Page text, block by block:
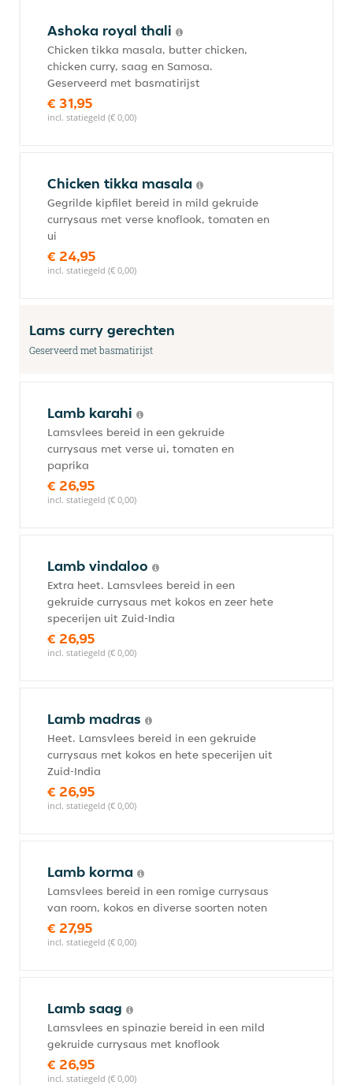
Ashoka royal thali
Chicken tikka masala, butter chicken,
chicken curry, saag en Samosa.
Geserveerd met basmatirijst
€ 31,95
incl. statiegeld (€ 0,00)
Chicken tikka masala
Gegrilde kipfilet bereid in mild gekruide
currysaus met verse knoflook, tomaten en
ui
€ 24,95
incl. statiegeld (€ 0,00)
Lams curry gerechten
Geserveerd met basmatirijst
Lamb karahi
Lamsvlees bereid in een gekruide
currysaus met verse ui, tomaten en
paprika
€ 26,95
incl. statiegeld (€ 0,00)
Lamb vindaloo
Extra heet. Lamsvlees bereid in een
gekruide currysaus met kokos en zeer hete
specerijen uit Zuid-India
€ 26,95
incl. statiegeld (€ 0,00)
Lamb madras
Heet. Lamsvlees bereid in een gekruide
currysaus met kokos en hete specerijen uit
Zuid-India
€ 26,95
incl. statiegeld (€ 0,00)
Lamb korma
Lamsvlees bereid in een romige currysaus
van room, kokos en diverse soorten noten
€ 27,95
incl. statiegeld (€ 0,00)
Lamb saag
Lamsvlees en spinazie bereid in een mild
gekruide currysaus met knoflook
€ 26,95
incl. statiegeld (€ 0,00)